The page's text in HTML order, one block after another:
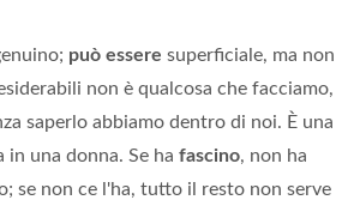
può essere superficiale, ma non
non è qualcosa che facciamo,
saperlo abbiamo dentro di noi. È una
in una donna. Se ha fascino, non ha
se non ce l'ha, tutto il resto non serve